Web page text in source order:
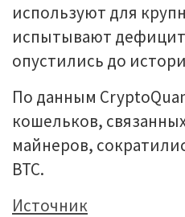
используют для
испытывают
опустились до
По данным
кошельков,
майнеров,
BTC.
Источник